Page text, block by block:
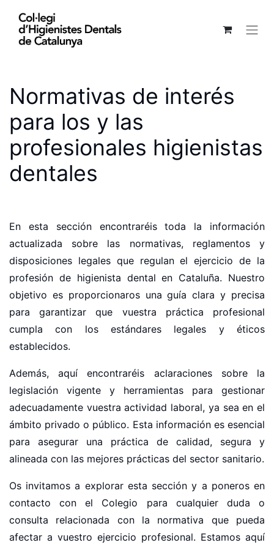
Normativas de interés
para los y las
profesionales higienistas
dentales
En esta sección encontraréis toda la información
actualizada sobre las normativas, reglamentos y
disposiciones legales que regulan el ejercicio de la
profesión de higienista dental en Cataluña. Nuestro
objetivo es proporcionaros una guía clara y precisa
para garantizar que vuestra práctica profesional
cumpla con los estándares legales y éticos
establecidos.
Además, aquí encontraréis aclaraciones sobre la
legislación vigente y herramientas para gestionar
adecuadamente vuestra actividad laboral, ya sea en el
ámbito privado o público. Esta información es esencial
para asegurar una práctica de calidad, segura y
alineada con las mejores prácticas del sector sanitario.
Os invitamos a explorar esta sección y a poneros en
contacto con el Colegio para cualquier duda o
consulta relacionada con la normativa que pueda
afectar a vuestro ejercicio profesional. Estamos aquí